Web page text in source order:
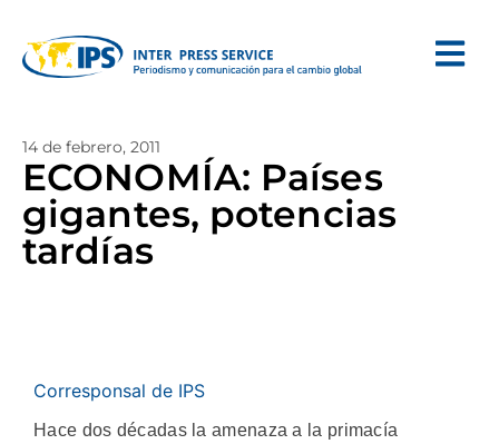
14 de febrero, 2011
ECONOMÍA: Países
gigantes, potencias
tardías
Corresponsal de IPS
Hace dos décadas la amenaza a la primacía